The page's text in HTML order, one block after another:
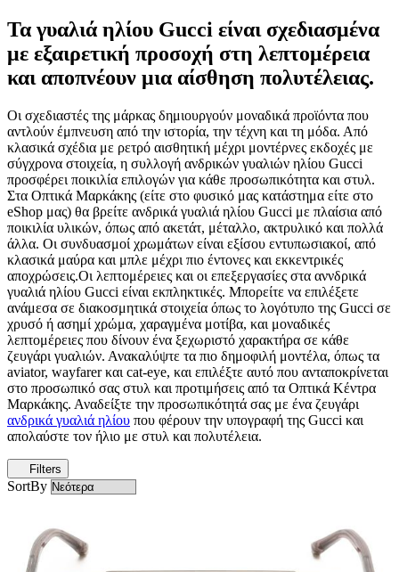
Τα γυαλιά ηλίου Gucci είναι σχεδιασμένα
με εξαιρετική προσοχή στη λεπτομέρεια
και αποπνέουν μια αίσθηση πολυτέλειας.
Οι σχεδιαστές της μάρκας δημιουργούν μοναδικά προϊόντα που
αντλούν έμπνευση από την ιστορία, την τέχνη και τη μόδα. Από
κλασικά σχέδια με ρετρό αισθητική μέχρι μοντέρνες εκδοχές με
σύγχρονα στοιχεία, η συλλογή ανδρικών γυαλιών ηλίου Gucci
προσφέρει ποικιλία επιλογών για κάθε προσωπικότητα και στυλ.
Στα Οπτικά Μαρκάκης (είτε στο φυσικό μας κατάστημα είτε στο
eShop μας) θα βρείτε ανδρικά γυαλιά ηλίου Gucci με πλαίσια από
ποικιλία υλικών, όπως από ακετάτ, μέταλλο, ακτρυλικό και πολλά
άλλα. Οι συνδυασμοί χρωμάτων είναι εξίσου εντυπωσιακοί, από
κλασικά μαύρα και μπλε μέχρι πιο έντονες και εκκεντρικές
αποχρώσεις.Οι λεπτομέρειες και οι επεξεργασίες στα αννδρικά
γυαλιά ηλίου Gucci είναι εκπληκτικές. Μπορείτε να επιλέξετε
ανάμεσα σε διακοσμητικά στοιχεία όπως το λογότυπο της Gucci σε
χρυσό ή ασημί χρώμα, χαραγμένα μοτίβα, και μοναδικές
λεπτομέρειες που δίνουν ένα ξεχωριστό χαρακτήρα σε κάθε
ζευγάρι γυαλιών. Ανακαλύψτε τα πιο δημοφιλή μοντέλα, όπως τα
aviator, wayfarer και cat-eye, και επιλέξτε αυτό που ανταποκρίνεται
στο προσωπικό σας στυλ και προτιμήσεις από τα Οπτικά Κέντρα
Μαρκάκης. Αναδείξτε την προσωπικότητά σας με ένα ζευγάρι
ανδρικά γυαλιά ηλίου που φέρουν την υπογραφή της Gucci και
απολαύστε τον ήλιο με στυλ και πολυτέλεια.
Filters
SortBy